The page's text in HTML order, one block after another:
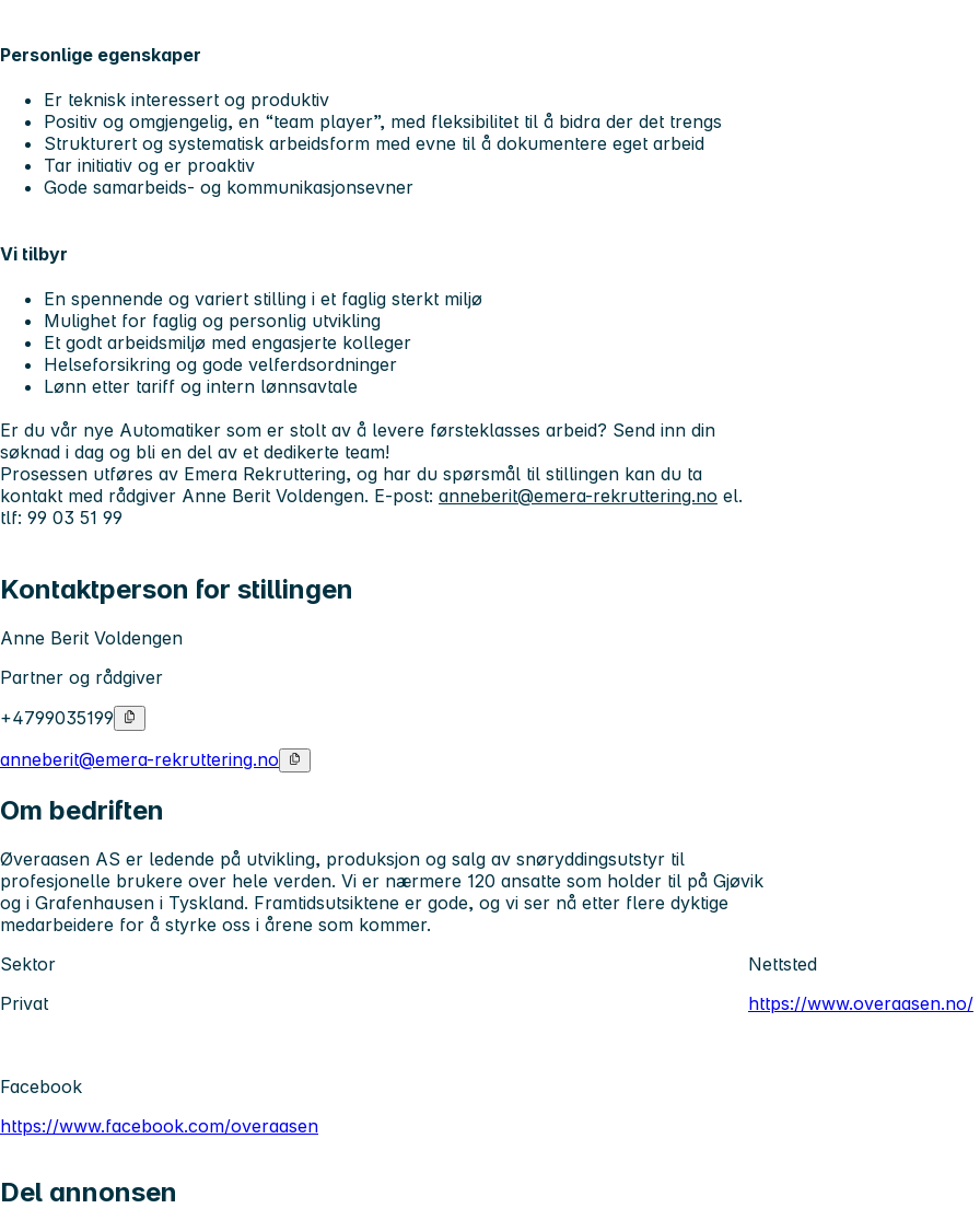
Personlige egenskaper
Er teknisk interessert og produktiv
Positiv og omgjengelig, en “team player”, med fleksibilitet til å bidra der det trengs
Strukturert og systematisk arbeidsform med evne til å dokumentere eget arbeid
Tar initiativ og er proaktiv
Gode samarbeids- og kommunikasjonsevner
Vi tilbyr
En spennende og variert stilling i et faglig sterkt miljø
Mulighet for faglig og personlig utvikling
Et godt arbeidsmiljø med engasjerte kolleger
Helseforsikring og gode velferdsordninger
Lønn etter tariff og intern lønnsavtale
Er du vår nye Automatiker som er stolt av å levere førsteklasses arbeid? Send inn din
søknad i dag og bli en del av et dedikerte team!
Prosessen utføres av Emera Rekruttering, og har du spørsmål til stillingen kan du ta
kontakt med rådgiver Anne Berit Voldengen. E-post: anneberit@emera-rekruttering.no el.
tlf: 99 03 51 99
Kontaktperson for stillingen
Anne Berit Voldengen
Partner og rådgiver
+4799035199
anneberit@emera-rekruttering.no
Om bedriften
Øveraasen AS er ledende på utvikling, produksjon og salg av snøryddingsutstyr til
profesjonelle brukere over hele verden. Vi er nærmere 120 ansatte som holder til på Gjøvik
og i Grafenhausen i Tyskland. Framtidsutsiktene er gode, og vi ser nå etter flere dyktige
medarbeidere for å styrke oss i årene som kommer.
Sektor
Privat
Nettsted
https://www.overaasen.no/
Facebook
https://www.facebook.com/overaasen
Del annonsen